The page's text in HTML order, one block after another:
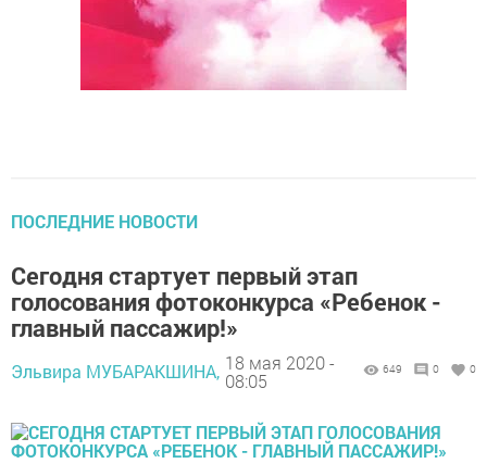
ПОСЛЕДНИЕ НОВОСТИ
Сегодня стартует первый этап
голосования фотоконкурса «Ребенок -
главный пассажир!»
Эльвира МУБАРАКШИНА, 18 мая 2020 -
08:05
649 0 0